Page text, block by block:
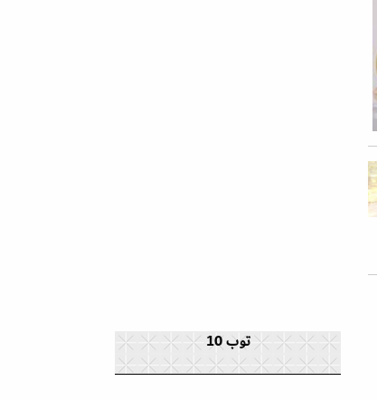
توب 10